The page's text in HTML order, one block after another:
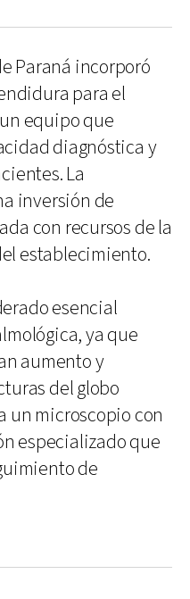
Paraná incorporó
para el
equipo que
diagnóstica y
La
inversión de
con recursos de la
establecimiento.
esencial
ya que
aumento y
del globo
un microscopio con
especializado que
de